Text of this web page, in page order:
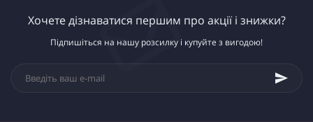
Хочете дізнаватися першим про акції і знижки?
Підпишіться на нашу розсилку і купуйте з вигодою!